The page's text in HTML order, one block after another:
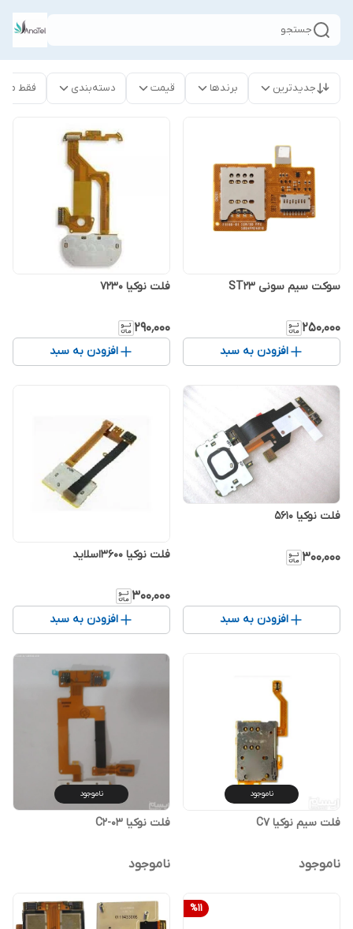
جستجو
جدیدترین برندها قیمت دسته‌بندی فقط
سوکت سیم سونی ST23
۲۵۰٬۰۰۰
افزودن به سبد
فلت نوکیا 7230
۲۹۰٬۰۰۰
افزودن به سبد
فلت نوکیا 5610
۳۰۰٬۰۰۰
افزودن به سبد
فلت نوکیا 3600اسلاید
۳۰۰٬۰۰۰
افزودن به سبد
ناموجود
فلت سیم نوکیا C7
ناموجود
ناموجود
فلت نوکیا C2-03
ناموجود
%11